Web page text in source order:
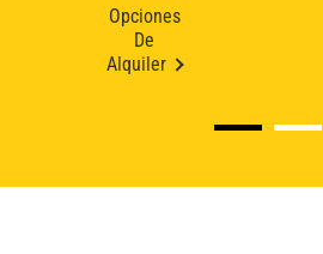
Opciones
De
Alquiler